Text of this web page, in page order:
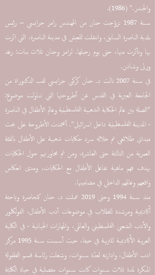
والجندر." (1986).
سنة 1987 تزوّجت حنان من المهندس رامز جرايسي – رئيس
بلدية الناصرة السابق، وانتقلت للعيش في مدينة الناصرة، التي اثّرت
بها وتأثّرت منها، حتى يوم رحيلها. لرامز وحنان ثلاث بنات: رغد
ورلى وشادن.
في سنة 2007 نالت د. حنان كركبي جرايسي لقب الدكتوراة من
الجامعة العبرية في القدس عن أطروحتها التي تناولت موضوع:
"الصلة بين عالم الحكاية الشعبية الفلسطينية وعالم الأطفال في الناصرة
- المدينة الفلسطينية داخل اسرائيل". أعتمدت الأطروحة على بحث
ميداني طلائعي تم خلاله سرد حكايات شعبية على الأطفال بالفئة
العمرية من الثالثة حتى العاشرة، ومن ثم محاورتهم حول الحكايات
بهدف فهم ماهية تفاعل الأطفال مع الحكايات، ومدى انعكاس
واقعهم وعالمهم الداخلي في مضامينها.
منذ سنة 1994 وحتى 2019 عملت د. حنان كمحاضرة وباحثة
أكاديمية ومرشدة للطلاب في موضوعات أدب الأطفال، الفولكلور
والأدب الشعبي الفلسطيني والعالمي، والمهارات الحياتية - في الكلية
العربية الأكاديمية للتربية في حيفا، حيث أسست سنة 1995 مركز
ادب الأطفال، وادارته لعدّة سنوات، وشغلت رئاسة قسم الطفولة
المبكرة لمدة ثلاث سنوات كانت سنوات مفصلية في حياة الكليّة